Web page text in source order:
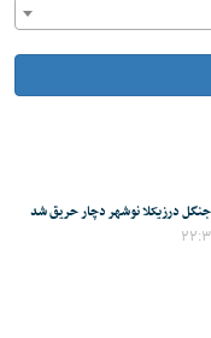
درزیکلا نوشهر دچار حریق شد